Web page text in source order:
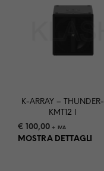
K-ARRAY – THUNDER-
KMT12 I
€ 100,00 + IVA
MOSTRA DETTAGLI